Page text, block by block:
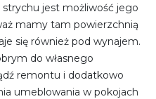
jest możliwość jego
mamy tam powierzchnią
się również pod wynajem.
do własnego
remontu i dodatkowo
umeblowania w pokojach